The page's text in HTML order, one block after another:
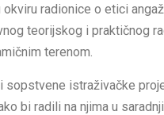
radionice o etici
teorijskog i praktičnog
terenom.
istraživačke
bi radili na njima u